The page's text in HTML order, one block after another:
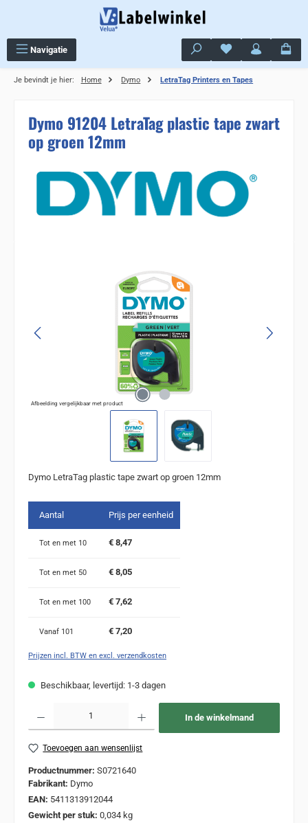
Navigatie Je hebt 0 items op
Je bevindt je hier: Home Dymo LetraTag Printers en Tapes
Dymo 91204 LetraTag plastic tape zwart
op groen 12mm
Afbeelding vergelijkbaar met product
Dymo LetraTag plastic tape zwart op groen 12mm
Aantal Prijs per eenheid
Tot en met 10 € 8,47
Tot en met 50 € 8,05
Tot en met 100 € 7,62
Vanaf 101 € 7,20
Prijzen incl. BTW en excl. verzendkosten
Beschikbaar, levertijd: 1-3 dagen
In de winkelmand
Toevoegen aan wensenlijst
Productnummer: S0721640
Fabrikant: Dymo
EAN: 5411313912044
Gewicht per stuk: 0,034 kg